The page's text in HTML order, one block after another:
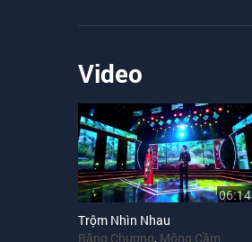
Video
06:14
Trộm Nhìn Nhau
Bằng Chương, Mộng Cầm